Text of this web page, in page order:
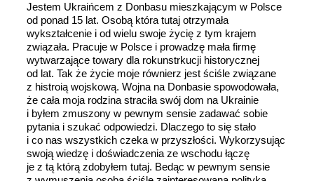
Jestem Ukraińcem z Donbasu mieszkającym w Polsce
od ponad 15 lat. Osobą która tutaj otrzymała
wykształcenie i od wielu swoje życię z tym krajem
związała. Pracuje w Polsce i prowadzę mała firmę
wytwarzające towary dla rokunstrkucji historycznej
od lat. Tak że życie moje równierz jest ściśle związane
z histroią wojskową. Wojna na Donbasie spowodowała,
że cała moja rodzina straciła swój dom na Ukrainie
i byłem zmuszony w pewnym sensie zadawać sobie
pytania i szukać odpowiedzi. Dlaczego to się stało
i co nas wszystkich czeka w przyszłości. Wykorzysując
swoją wiedzę i doświadczenia ze wschodu łączę
je z tą którą zdobyłem tutaj. Bedąc w pewnym sensie